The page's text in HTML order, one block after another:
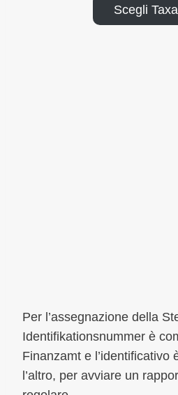
Scegli
Per l’assegnazione della
Identifikationsnummer è
Finanzamt e l’identificativo
l’altro, per avviare un